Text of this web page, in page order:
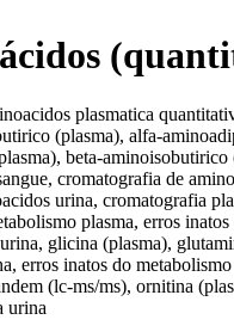
plasmatica
(plasma), alfa-
beta-
cromatografia de
urina, cromatografia
plasma, erros
glicina (plasma),
erros inatos do
(lc-ms/ms), ornitina
urina